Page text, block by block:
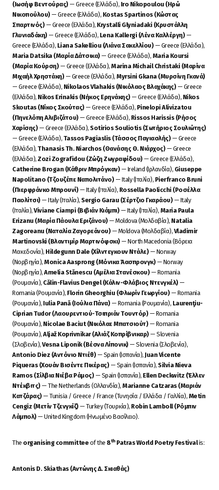
(Ιωσήφ Βεντούρας) — Greece (Ελλάδα), Iro Nikopoulou (Ηρώ
Νικοπούλου) — Greece (Ελλάδα), Kostas Spartinos (Κώστας
Σπαρτινός) — Greece (Ελλάδα), Krystalli Glyniadaki (Κρυστάλλη
Γλυνιαδάκη) — Greece (Ελλάδα), Lena Kallergi (Λένα Καλλέργη) —
Greece (Ελλάδα), Liana Sakelliou (Λιάνα Σακελλίου) — Greece (Ελλάδα),
Maria Datsika (Μαρία Δάτσικα) — Greece (Ελλάδα), Maria Koursi
(Μαρία Κούρση) — Greece (Ελλάδα), Marina Michail Christaki (Μαρίνα
Μιχαήλ Χρηστάκη) — Greece (Ελλάδα), Myrsini Gkana (Μυρσίνη Γκανά)
— Greece (Ελλάδα), Nikolaos Vlahakis (Νικόλαος Βλαχάκης) — Greece
(Ελλάδα), Nikos Erinakis (Νήκος Ερηνάκης) — Greece (Ελλάδα), Nikos
Skoutas (Νίκος Σκούτας) — Greece (Ελλάδα), Pinelopi Alivizatou
(Πηνελόπη Αλιβιζάτου) — Greece (Ελλάδα), Rissos Harissis (Ρήσος
Χαρίσης) — Greece (Ελλάδα), Sotirios Souliotis (Σωτήριος Σουλιώτης)
— Greece (Ελλάδα), Tassos Pagiaslis (Τάσσος Παγιασλής) — Greece
(Ελλάδα), Thanasis Th. Niarchos (Θανάσης Θ. Νιάρχος) — Greece
(Ελλάδα), Zozi Zografidou (Ζώζη Ζωγραφίδου) — Greece (Ελλάδα),
Catherine Brogan (Κάθριν Μπρόγκαν) — Ireland (Ιρλανδία), Giuseppe
Napolitano (Τζουζέπε Ναπολιτάνο) — Italy (Ιταλία), Pierfranco Bruni
(Πιερφράνκο Μπρουνί) — Italy (Ιταλία), Rossella Paolicchi (Ροσέλλα
Παολίτσι) — Italy (Ιταλία), Sergio Garau (Σέρτζιο Γκαράου) — Italy
(Ιταλία), Viviane Ciampi (Βιβιάν Κιάμπι) — Italy (Ιταλία), Maria Paula
Erizanu (Μαρία Πάουλα Εριζάνου) — Moldova (Μολδαβία), Natalia
Zagoreanu (Ναταλία Ζαγορεάνου) — Moldova (Μολδαβία), Vladimir
Martinovski (Βλαντιμίρ Μαρτινόφσκι) — North Macedonia (Βόρεια
Μακεδονία), Hildegunn Dale (Χίλντεγκουν Ντάλε) — Norway
(Νορβηγία), Monica Aasprong (Μόνικα Άασπρονγκ) — Norway
(Νορβηγία), Amelia Stănescu (Αμέλια Στανέσκου) — Romania
(Ρουμανία), Călin-Flavius Dengel (Κάλιν-Φλάβιος Ντενγκέλ) —
Romania (Ρουμανία), Florin Gheorghiu (Φλωρίν Γεωργίου) — Romania
(Ρουμανία), Iulia Pană (Ιούλια Πάνα) — Romania (Ρουμανία), Laurenţiu-
Ciprian Tudor (Λαουρεντιού-Τσιπριάν Τουντόρ) — Romania
(Ρουμανία), Nicolae Baciut (Νικόλαε Μπατσιούτ) — Romania
(Ρουμανία), Aljaž Koprivnikar (Αλιάζ Κοπρίβνικαρ) — Slovenia
(Σλοβενία), Vesna Liponik (Βέσνα Λίπονικ) — Slovenia (Σλοβενία),
Antonio Diez (Αντόνιο Ντιέθ) — Spain (Ισπανία), Juan Vicente
Piqueras (Χουάν Βισέντε Πικέρας) — Spain (Ισπανία), Silvia Nieva
Ramos (Σίλβια Νιέβα Ράμος) — Spain (Ισπανία), Ellen Deckwitz (Έλλεν
Ντέκβιτς) — The Netherlands (Ολλανδία), Marianne Catzaras (Μαριάν
Κατζάρας) — Tunisia / Greece / France (Τυνησία / Ελλάδα / Γαλλία), Metin
Cengiz (Μετίν Τζενγκίζ) — Turkey (Τουρκία), Robin Lamboll (Ρόμπιν
Λάμπολ) — United Kingdom (Ηνωμένο Βασίλειο).
The organising committee of the 8thPatras World Poetry Festivalis:
Antonis D. Skiathas (Αντώνης Δ. Σκιαθάς)